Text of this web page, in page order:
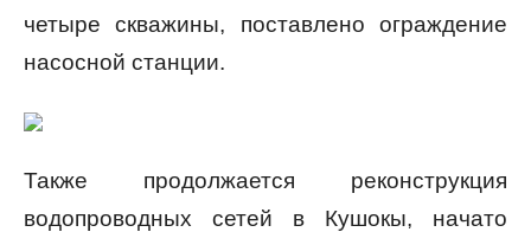
четыре скважины, поставлено ограждение
насосной станции.
Также продолжается реконструкция
водопроводных сетей в Кушокы, начато